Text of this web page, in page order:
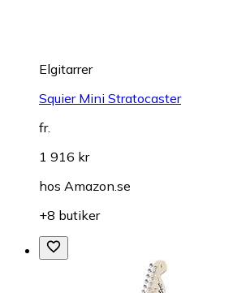
Elgitarrer
Squier Mini Stratocaster
fr.
1 916 kr
hos Amazon.se
+8 butiker